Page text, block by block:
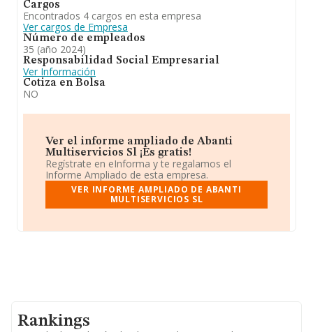
Cargos
Encontrados 4 cargos en esta empresa
Ver cargos de Empresa
Número de empleados
35 (año 2024)
Responsabilidad Social Empresarial
Ver Información
Cotiza en Bolsa
NO
Ver el informe ampliado de Abanti
Multiservicios Sl ¡Es gratis!
Regístrate en eInforma y te regalamos el
Informe Ampliado de esta empresa.
VER INFORME AMPLIADO DE ABANTI
MULTISERVICIOS SL
Rankings